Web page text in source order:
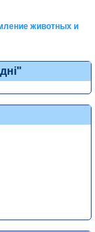
животных и